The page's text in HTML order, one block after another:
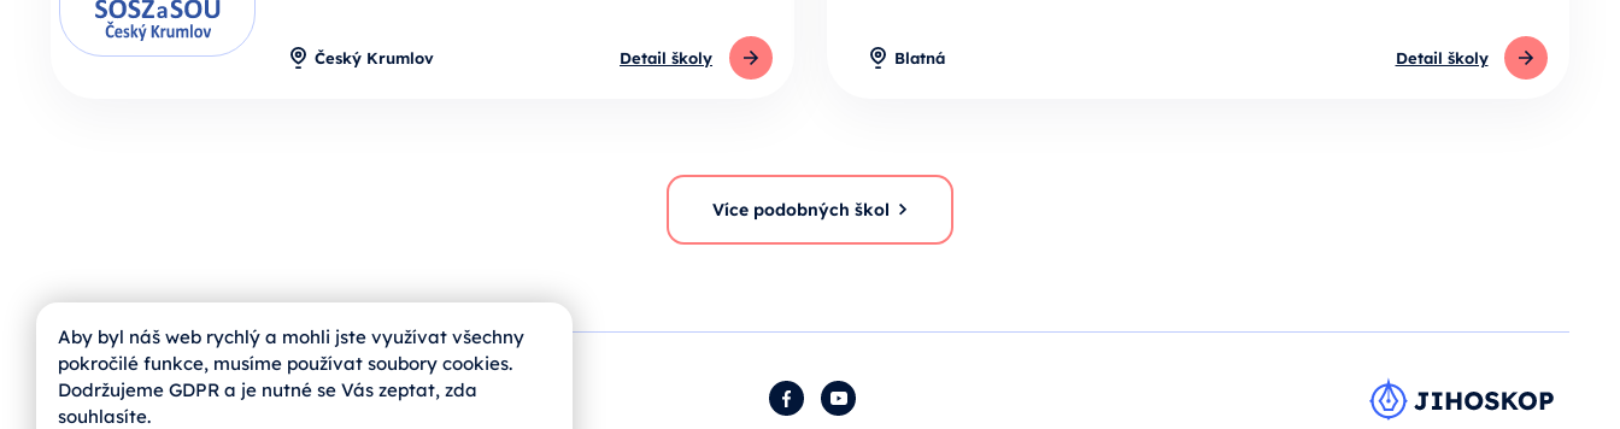
Český Krumlov Detail školy Blatná Detail školy
Více podobných škol
jihoskop@zvas.eu FacebookYouTube
Aby byl náš web rychlý a mohli jste využívat všechny
pokročilé funkce, musíme používat soubory cookies.
Dodržujeme GDPR a je nutné se Vás zeptat, zda
souhlasíte.